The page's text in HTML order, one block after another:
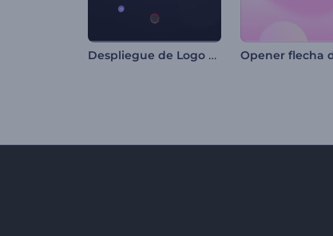
Despliegue de Logo Formas Radiantes